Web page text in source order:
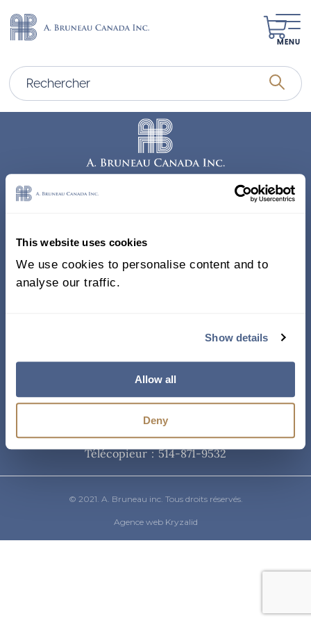
This website uses cookies
We use cookies to personalise content and to
analyse our traffic.
Show details
Allow all
Deny
MENU
338, Rue Saint-Antoine E.
Bureau 011, Montréal QC
H2Y 1A3 Canada
Téléphone
514-871-9821/ 1-800-361-8487
Télécopieur : 514-871-9532
© 2021. A. Bruneau inc. Tous droits réservés.
Agence web Kryzalid